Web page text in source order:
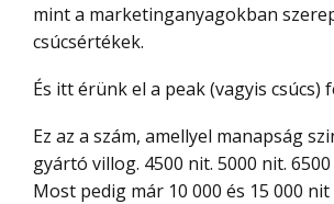
mint a marketinganyagokban
csúcsértékek.
És itt érünk el a peak (vagyis csúcs)
Ez az a szám, amellyel manapság szinte minden
gyártó villog. 4500 nit. 5000 nit.
Most pedig már 10 000 és 15 000